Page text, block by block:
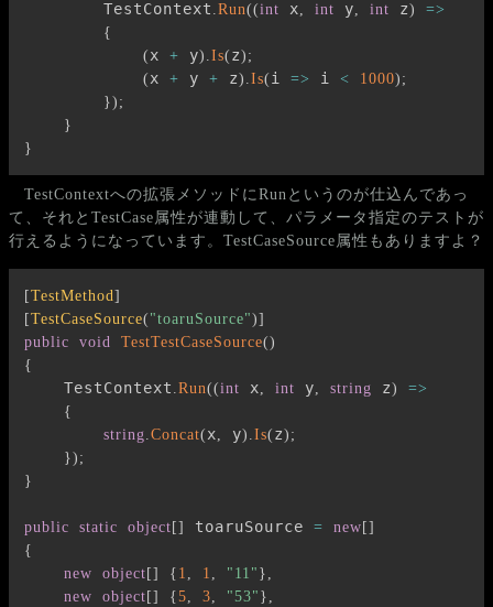
        TestContext
.Run((int x, int y, int z)
=>
{
( x + y) .Is( z) ;
( x + y + z) .Is( i => i < 1000) ;
}) ;
}
}
TestContextへの拡張メソッドにRunというのが仕込んであっ
て、それとTestCase属性が連動して、パラメータ指定のテストが
行えるようになっています。TestCaseSource属性もありますよ？
[TestMethod]
[TestCaseSource( "toaruSource")]
public
void TestTestCaseSource()
{
    TestContext
.Run((int x, int y, string z)
=>
{
string.Concat( x, y) .Is( z) ;
}) ;
}
public static object [] toaruSource = new []
{
new
object [] { 1 , 1 , "11" } ,
new
object [] {5, 3, "53" } ,